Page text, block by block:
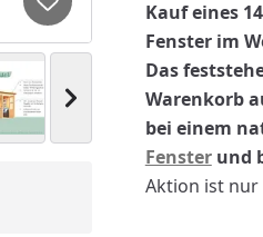
Nächstes Bild anzeigen
Produkt zur Wunschliste
Kauf eines
Fenster im
Das
Warenkorb
bei einem
Fensterund
Aktion ist